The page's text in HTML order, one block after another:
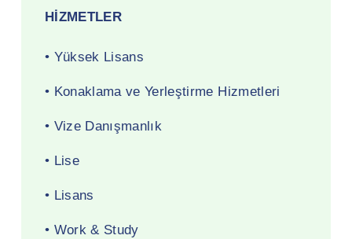
HIZMETLER
• Yüksek Lisans
• Konaklama ve Yerleştirme Hizmetleri
• Vize Danışmanlık
• Lise
• Lisans
• Work & Study